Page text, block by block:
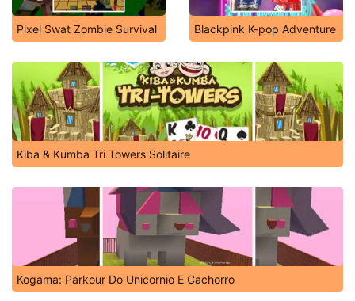
Pixel Swat Zombie Survival Blackpink K-pop Adventure
Kiba & Kumba Tri Towers Solitaire
Kogama: Parkour Do Unicornio E Cachorro